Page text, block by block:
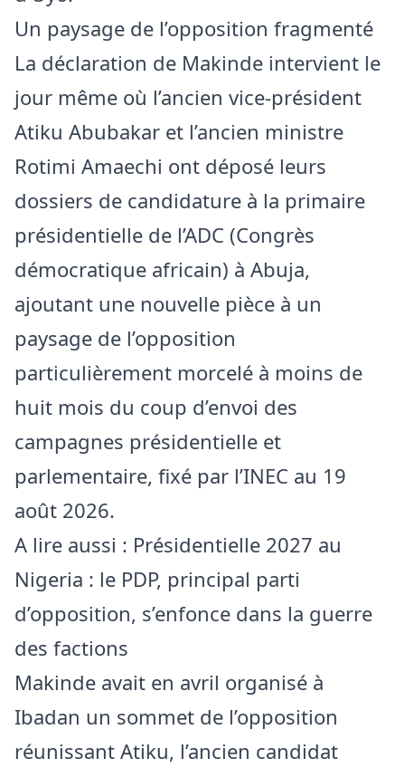
Un paysage de l’opposition fragmenté
La déclaration de Makinde intervient le
jour même où l’ancien vice-président
Atiku Abubakar et l’ancien ministre
Rotimi Amaechi ont déposé leurs
dossiers de candidature à la primaire
présidentielle de l’ADC (Congrès
démocratique africain) à Abuja,
ajoutant une nouvelle pièce à un
paysage de l’opposition
particulièrement morcelé à moins de
huit mois du coup d’envoi des
campagnes présidentielle et
parlementaire, fixé par l’INEC au 19
août 2026.
A lire aussi : Présidentielle 2027 au
Nigeria : le PDP, principal parti
d’opposition, s’enfonce dans la guerre
des factions
Makinde avait en avril organisé à
Ibadan un sommet de l’opposition
réunissant Atiku, l’ancien candidat